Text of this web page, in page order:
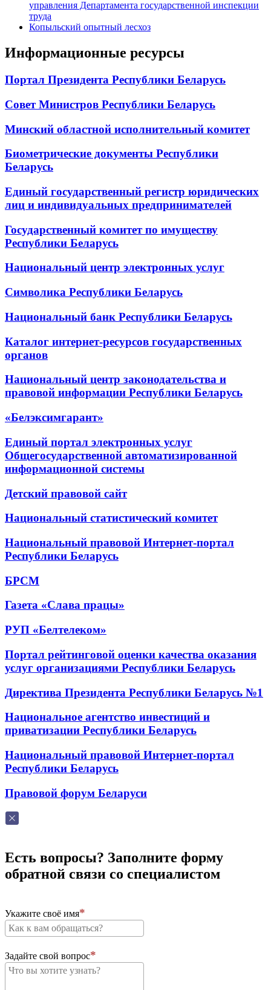
управления Департамента государственной инспекции
труда
Копыльский опытный лесхоз
Информационные ресурсы
Портал Президента Республики Беларусь
Совет Министров Республики Беларусь
Минский областной исполнительный комитет
Биометрические документы Республики
Беларусь
Единый государственный регистр юридических
лиц и индивидуальных предпринимателей
Государственный комитет по имуществу
Республики Беларусь
Национальный центр электронных услуг
Символика Республики Беларусь
Национальный банк Республики Беларусь
Каталог интернет-ресурсов государственных
органов
Национальный центр законодательства и
правовой информации Республики Беларусь
«Белэксимгарант»
Единый портал электронных услуг
Общегосударственной автоматизированной
информационной системы
Детский правовой сайт
Национальный статистический комитет
Национальный правовой Интернет-портал
Республики Беларусь
БРСМ
Газета «Слава працы»
РУП «Белтелеком»
Портал рейтинговой оценки качества оказания
услуг организациями Республики Беларусь
Директива Президента Республики Беларусь №1
Национальное агентство инвестиций и
приватизации Республики Беларусь
Национальный правовой Интернет-портал
Республики Беларусь
Правовой форум Беларуси
Есть вопросы? Заполните форму
обратной связи со специалистом
Укажите своё имя
Задайте свой вопрос